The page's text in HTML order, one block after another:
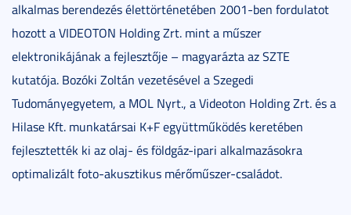
alkalmas berendezés élettörténetében 2001-ben fordulatot
hozott a VIDEOTON Holding Zrt. mint a műszer
elektronikájának a fejlesztője – magyarázta az SZTE
kutatója. Bozóki Zoltán vezetésével a Szegedi
Tudományegyetem, a MOL Nyrt., a Videoton Holding Zrt. és a
Hilase Kft. munkatársai K+F együttműködés keretében
fejlesztették ki az olaj- és földgáz-ipari alkalmazásokra
optimalizált foto-akusztikus mérőműszer-családot.